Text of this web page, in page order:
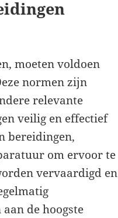
moeten voldoen
normen zijn
relevante
veilig en effectief
bereidingen,
om ervoor te
vervaardigd en
de hoogste